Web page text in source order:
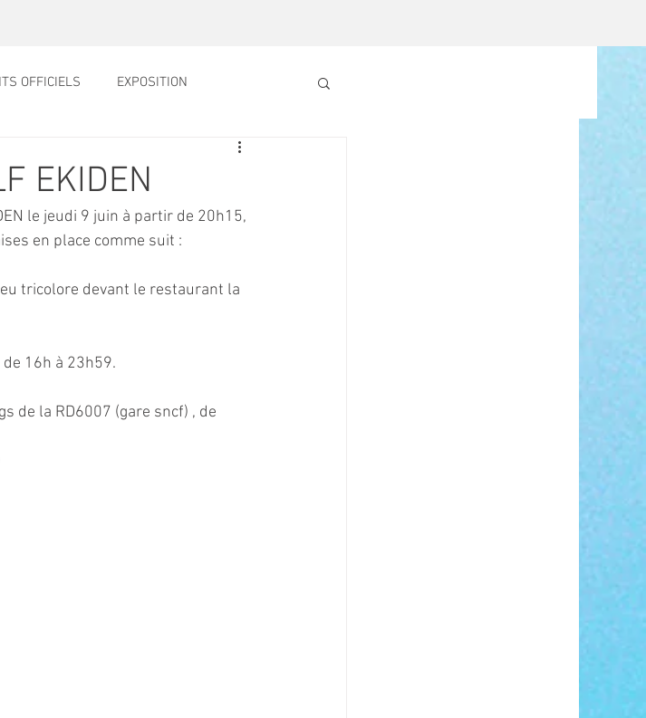
OFFICIELS EXPOSITION
ET PATRIMOINE
Activité culture & musique
PREVENTION DE LA DELINQUANCE
EKIDEN
le jeudi 9 juin à partir de 20h15,
en place comme suit :
tricolore devant le restaurant la
16h à 23h59.
de la RD6007 (gare sncf) , de